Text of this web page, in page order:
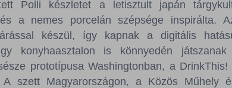
Polli készletet a letisztult japán
a nemes porcelán szépsége inspirálta.
készül, így kapnak a digitális
konyhaasztalon is könnyedén
prototípusa Washingtonban, a
A szett Magyarországon, a Közös Műhely